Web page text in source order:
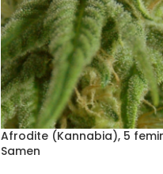
Afrodite (Kannabia), 5
Samen